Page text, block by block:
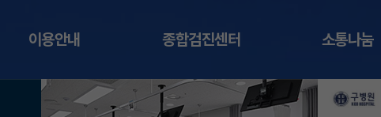
이용안내 종합검진센터 소통나눔